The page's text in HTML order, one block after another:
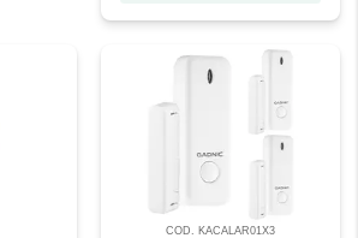
COD. KACALAR01X3